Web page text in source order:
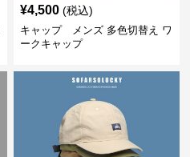
¥4,500 (税込)
キャップ メンズ 多色切替え ワ
ークキャップ